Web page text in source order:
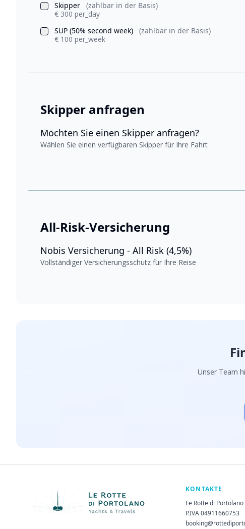
Skipper
(zahlbar in der Basis)
€ 300 per_day
SUP (50% second week)
(zahlbar in der Basis)
€ 100 per_week
Skipper anfragen
Möchten Sie einen Skipper anfragen?
Wählen Sie einen verfügbaren Skipper für Ihre Fahrt
All-Risk-Versicherung
Nobis Versicherung - All Risk (4,5%)
Vollständiger Versicherungsschutz für Ihre Reise
Unser Team
KONTAKTE
Le Rotte di Portolano
P.IVA 04911660753